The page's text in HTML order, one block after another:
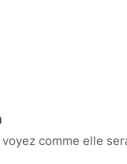
comme elle